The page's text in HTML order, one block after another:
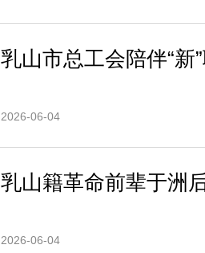
乳山市总工会陪伴“新
2026-06-04
乳山籍革命前辈于洲
2026-06-04